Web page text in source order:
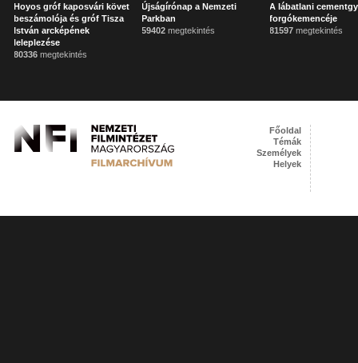
Hoyos gróf kaposvári követ
beszámolója és gróf Tisza
István arcképének
leleplezése
80336 megtekintés
Újságírónap a Nemzeti
Parkban
59402 megtekintés
A lábatlani
forgókemencéje
81597 megtekintés
Főoldal
Témák
Személyek
Helyek